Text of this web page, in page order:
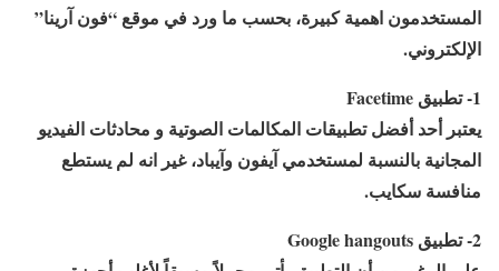
المستخدمون اهمية كبيرة، بحسب ما ورد في موقع “فون آرينا”
الإلكتروني.
1- تطبيق Facetime
يعتبر أحد أفضل تطبيقات المكالمات الصوتية و محادثات الفيديو
المجانية بالنسبة لمستخدمي آيفون وآيباد، غير انه لم يستطع
منافسة سكايب.
2- تطبيق Google hangouts